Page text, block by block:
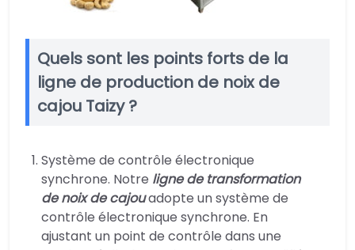
Quels sont les points forts de la
ligne de production de noix de
cajou Taizy ?
Système de contrôle électronique
synchrone. Notre ligne de transformation
de noix de cajouadopte un système de
contrôle électronique synchrone. En
ajustant un point de contrôle dans une